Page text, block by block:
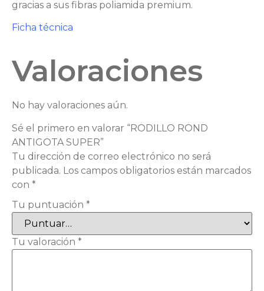
gracias a sus fibras poliamida premium.
Ficha técnica
Valoraciones
No hay valoraciones aún.
Sé el primero en valorar “RODILLO ROND
ANTIGOTA SUPER”
Tu dirección de correo electrónico no será
publicada. Los campos obligatorios están marcados
con *
Tu puntuación *
Tu valoración *